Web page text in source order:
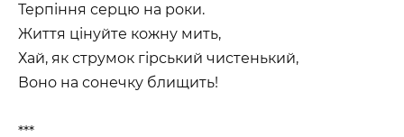
Терпіння серцю на роки.
Життя цінуйте кожну мить,
Хай, як струмок гірський чистенький,
Воно на сонечку блищить!
***